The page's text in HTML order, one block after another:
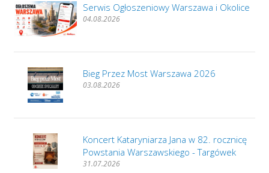
Serwis Ogłoszeniowy Warszawa i Okolice
04.08.2026
Bieg Przez Most Warszawa 2026
03.08.2026
Koncert Kataryniarza Jana w 82. rocznicę
Powstania Warszawskiego - Targówek
31.07.2026